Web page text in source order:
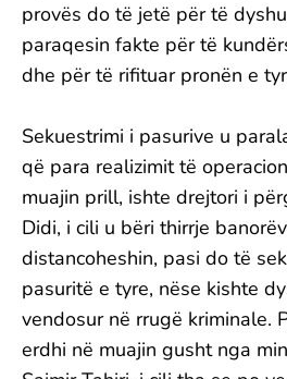
provës do të jetë për të
paraqesin fakte për të
dhe për të rifituar pronën e
Sekuestrimi i pasurive u
që para realizimit të
muajin prill, ishte drejtori i
Didi, i cili u bëri thirrje
distancoheshin, pasi do të
pasuritë e tyre, nëse kishte
vendosur në rrugë kriminale.
erdhi në muajin gusht nga